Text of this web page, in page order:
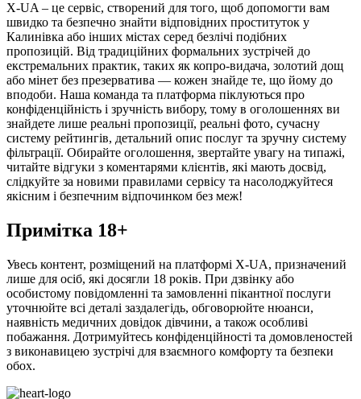
X-UA – це сервіс, створений для того, щоб допомогти вам
швидко та безпечно знайти відповідних проституток у
Калинівка або інших містах серед безлічі подібних
пропозицій. Від традиційних формальних зустрічей до
екстремальних практик, таких як копро-видача, золотий дощ
або мінет без презерватива — кожен знайде те, що йому до
вподоби. Наша команда та платформа піклуються про
конфіденційність і зручність вибору, тому в оголошеннях ви
знайдете лише реальні пропозиції, реальні фото, сучасну
систему рейтингів, детальний опис послуг та зручну систему
фільтрації. Обирайте оголошення, звертайте увагу на типажі,
читайте відгуки з коментарями клієнтів, які мають досвід,
слідкуйте за новими правилами сервісу та насолоджуйтеся
якісним і безпечним відпочинком без меж!
Примітка 18+
Увесь контент, розміщений на платформі X-UA, призначений
лише для осіб, які досягли 18 років. При дзвінку або
особистому повідомленні та замовленні пікантної послуги
уточнюйте всі деталі заздалегідь, обговорюйте нюанси,
наявність медичних довідок дівчини, а також особливі
побажання. Дотримуйтесь конфіденційності та домовленостей
з виконавицею зустрічі для взаємного комфорту та безпеки
обох.